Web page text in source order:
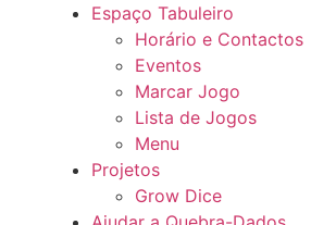
Espaço Tabuleiro
Horário e Contactos
Eventos
Marcar Jogo
Lista de Jogos
Menu
Projetos
Grow Dice